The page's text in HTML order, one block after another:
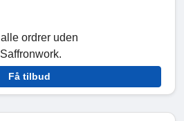
ordrer uden
Få tilbud